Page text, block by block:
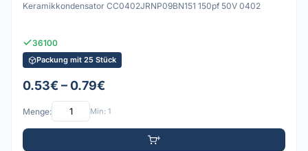
Keramikkondensator CC0402JRNP09BN151 150pf 50V 0402
36100
Packung mit 25 Stück
0.53€ – 0.79€
Menge: Min: 1